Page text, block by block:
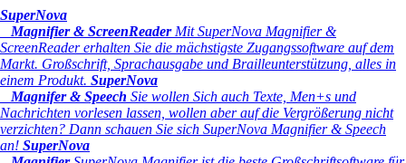
SuperNova
Magnifier & ScreenReaderMit SuperNova Magnifier &
ScreenReader erhalten Sie die mächstigste Zugangssoftware auf dem
Markt. Großschrift, Sprachausgabe und Brailleunterstützung, alles in
einem Produkt. SuperNova
Magnifer & Speech Sie wollen Sich auch Texte, Men+s und
Nachrichten vorlesen lassen, wollen aber auf die Vergrößerung nicht
verzichten? Dann schauen Sie sich SuperNova Magnifier & Speech
an! SuperNova